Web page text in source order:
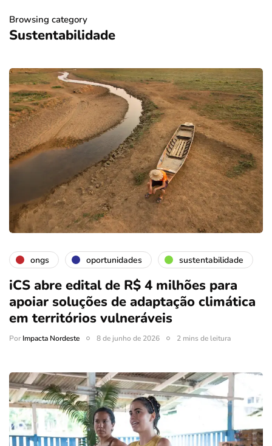
Browsing category
Sustentabilidade
ongs oportunidades sustentabilidade
iCS abre edital de R$ 4 milhões para
apoiar soluções de adaptação climática
em territórios vulneráveis
PorImpacta Nordeste 8 de junho de 2026 2 mins de leitura